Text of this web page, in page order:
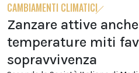
CAMBIAMENTI CLIMATICI
Zanzare attive
temperature miti
sopravvivenza